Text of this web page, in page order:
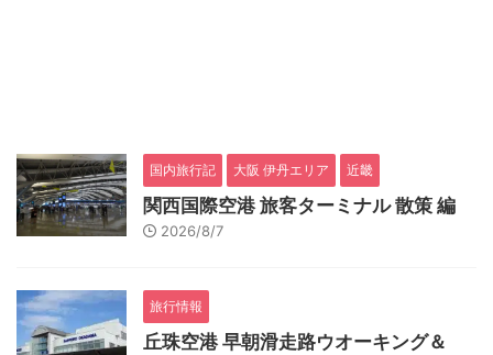
国内旅行記 大阪 伊丹エリア 近畿
関西国際空港 旅客ターミナル 散策 編
2026/8/7
旅行情報
丘珠空港 早朝滑走路ウオーキング＆